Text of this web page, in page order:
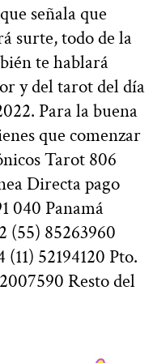
señala que
surte, todo de la
te hablará
y del tarot del día
Para la buena
que comenzar
Tarot 806
Directa pago
040 Panamá
(55) 85263960
52194120 Pto.
Resto del